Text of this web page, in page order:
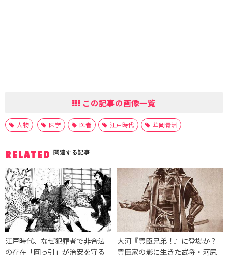
この記事の画像一覧
人物 医学 医者 江戸時代 華岡青洲
RELATED 関連する記事
江戸時代、なぜ犯罪者で非合法
の存在「岡っ引」が治安を守る
大河『豊臣兄弟！』に登場か？
豊臣家の影に生きた武将・河尻